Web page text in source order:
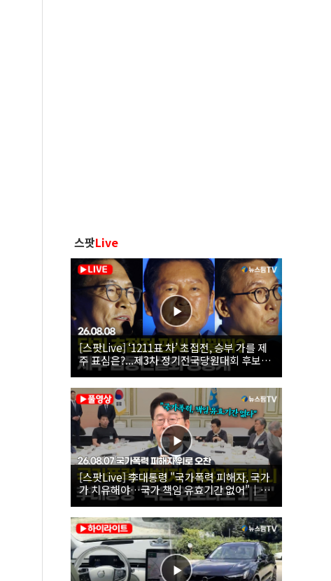
스팟Live
[스팟Live] ‘1211표 차’ 초접전, 승부 가를 제
주 표심은?...제3차 정기전국당원대회 후보자
제주 합동연설회 생중계 | 26.08.08
[스팟Live] 李대통령 "국가폭력 피해자, 국가
가 치유해야…국가 책임 유효기간 없어"｜
26.08.07 국가폭력 피해자 위로 오찬